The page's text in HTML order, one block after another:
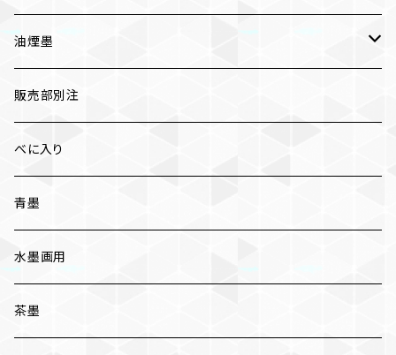
油煙墨
漆墨
紅花墨 各種
三ツ星
五ツ星
かな用
写経用
条幅用
販売部別注
べに入り
青墨
水墨画用
茶墨